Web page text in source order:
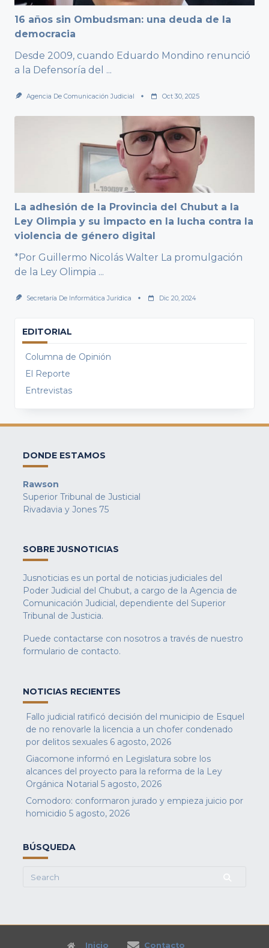
16 años sin Ombudsman: una deuda de la
democracia
Desde 2009, cuando Eduardo Mondino renunció
a la Defensoría del ...
Agencia De Comunicación Judicial Oct 30, 2025
La adhesión de la Provincia del Chubut a la
Ley Olimpia y su impacto en la lucha contra la
violencia de género digital
*Por Guillermo Nicolás Walter La promulgación
de la Ley Olimpia ...
Secretaría De Informática Jurídica Dic 20, 2024
EDITORIAL
Columna de Opinión
El Reporte
Entrevistas
DONDE ESTAMOS
Rawson
Superior Tribunal de Justicial
Rivadavia y Jones 75
SOBRE JUSNOTICIAS
Jusnoticias es un portal de noticias judiciales del
Poder Judicial del Chubut, a cargo de la Agencia de
Comunicación Judicial, dependiente del Superior
Tribunal de Justicia.
Puede contactarse con nosotros a través de nuestro
formulario de contacto.
NOTICIAS RECIENTES
Fallo judicial ratificó decisión del municipio de Esquel
de no renovarle la licencia a un chofer condenado
por delitos sexuales 6 agosto, 2026
Giacomone informó en Legislatura sobre los
alcances del proyecto para la reforma de la Ley
Orgánica Notarial 5 agosto, 2026
Comodoro: conformaron jurado y empieza juicio por
homicidio 5 agosto, 2026
BÚSQUEDA
Search
Inicio Contacto